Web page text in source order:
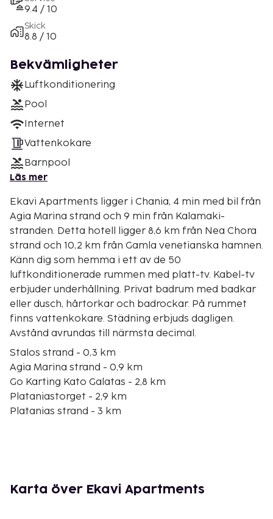
9.4 / 10
Skick
8.8 / 10
Bekvämligheter
Luftkonditionering
Pool
Internet
Vattenkokare
Barnpool
Läs mer
Ekavi Apartments ligger i Chania, 4 min med bil från
Agia Marina strand och 9 min från Kalamaki-
stranden. Detta hotell ligger 8,6 km från Nea Chora
strand och 10,2 km från Gamla venetianska hamnen.
Känn dig som hemma i ett av de 50
luftkonditionerade rummen med platt-tv. Kabel-tv
erbjuder underhållning. Privat badrum med badkar
eller dusch, hårtorkar och badrockar. På rummet
finns vattenkokare. Städning erbjuds dagligen.
Avstånd avrundas till närmsta decimal.
Stalos strand - 0,3 km
Agia Marina strand - 0,9 km
Go Karting Kato Galatas - 2,8 km
Plataniastorget - 2,9 km
Platanias strand - 3 km
Kalamaki-stranden - 3,6 km
Agioi Apostoloi strand - 3,7 km
Karta över Ekavi Apartments